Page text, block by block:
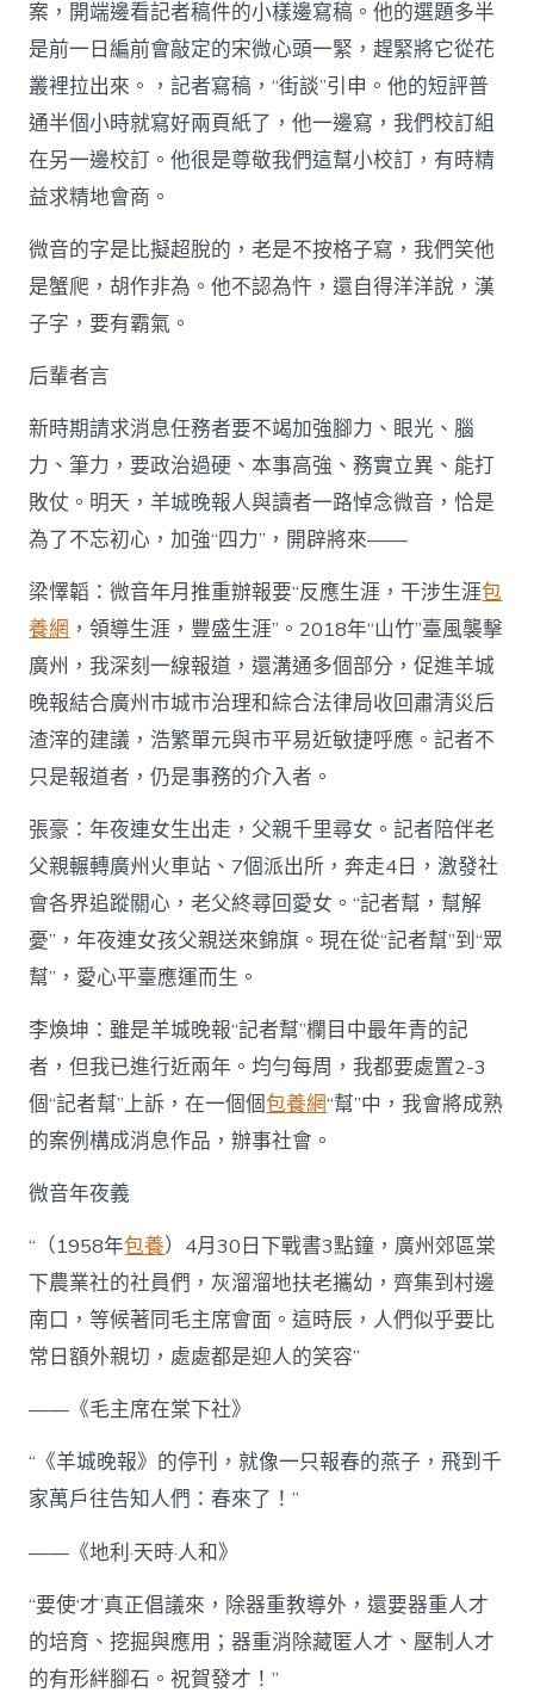
案，開端邊看記者稿件的小樣邊寫稿。他的選題多半
是前一日編前會敲定的宋微心頭一緊，趕緊將它從花
叢裡拉出來。，記者寫稿，“街談”引申。他的短評普
通半個小時就寫好兩頁紙了，他一邊寫，我們校訂組
在另一邊校訂。他很是尊敬我們這幫小校訂，有時精
益求精地會商。
微音的字是比擬超脫的，老是不按格子寫，我們笑他
是蟹爬，胡作非為。他不認為忤，還自得洋洋說，漢
子字，要有霸氣。
后輩者言
新時期請求消息任務者要不竭加強腳力、眼光、腦
力、筆力，要政治過硬、本事高強、務實立異、能打
敗仗。明天，羊城晚報人與讀者一路悼念微音，恰是
為了不忘初心，加強“四力”，開辟將來——
梁懌韜：微音年月推重辦報要“反應生涯，干涉生涯包
養網 ，領導生涯，豐盛生涯”。2018年“山竹”臺風襲擊
廣州，我深刻一線報道，還溝通多個部分，促進羊城
晚報結合廣州市城市治理和綜合法律局收回肅清災后
渣滓的建議，浩繁單元與市平易近敏捷呼應。記者不
只是報道者，仍是事務的介入者。
張豪：年夜連女生出走，父親千里尋女。記者陪伴老
父親輾轉廣州火車站、7個派出所，奔走4日，激發社
會各界追蹤關心，老父終尋回愛女。“記者幫，幫解
憂”，年夜連女孩父親送來錦旗。現在從“記者幫”到“眾
幫”，愛心平臺應運而生。
李煥坤：雖是羊城晚報“記者幫”欄目中最年青的記
者，但我已進行近兩年。均勻每周，我都要處置2-3
個“記者幫”上訴，在一個個包養網“幫”中，我會將成熟
的案例構成消息作品，辦事社會。
微音年夜義
“（1958年包養）4月30日下戰書3點鐘，廣州郊區棠
下農業社的社員們，灰溜溜地扶老攜幼，齊集到村邊
南口，等候著同毛主席會面。這時辰，人們似乎要比
常日額外親切，處處都是迎人的笑容”
——《毛主席在棠下社》
“《羊城晚報》的停刊，就像一只報春的燕子，飛到千
家萬戶往告知人們：春來了！”
——《地利·天時·人和》
“要使‘才’真正倡議來，除器重教導外，還要器重人才
的培育、挖掘與應用；器重消除藏匿人才、壓制人才
的有形絆腳石。祝賀發才！”